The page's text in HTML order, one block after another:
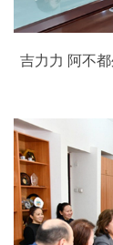
吉力力 阿不